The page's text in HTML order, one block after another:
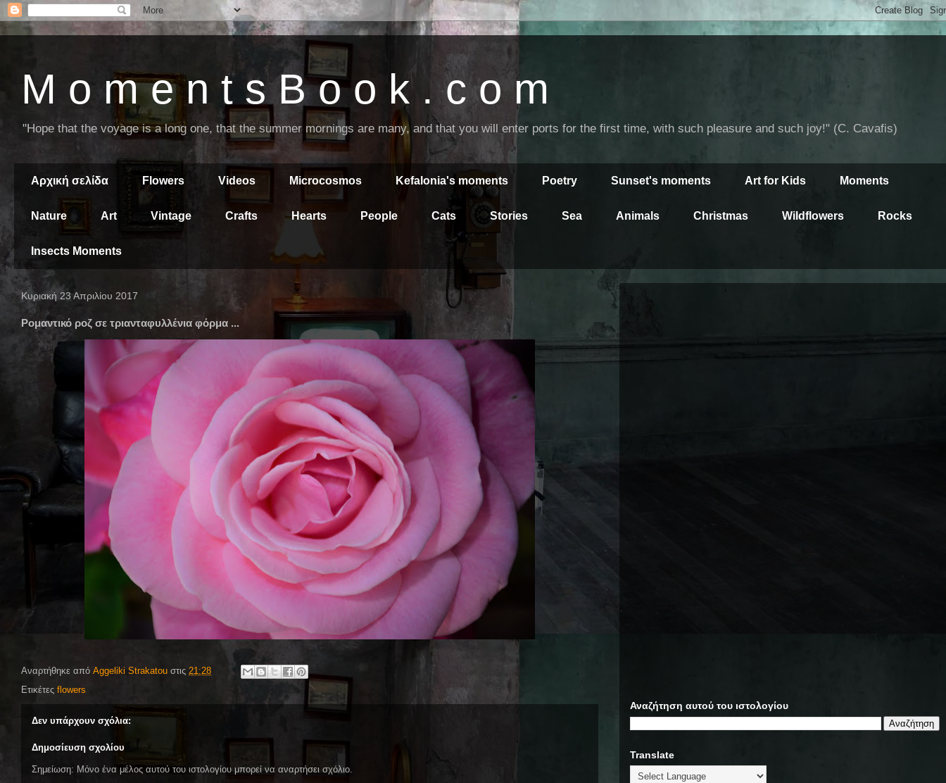
M o m e n t s B o o k . c o m
"Hope that the voyage is a long one, that the summer mornings are many, and that you will enter ports for the first time, with such pleasure and such joy!" (C. Cavafis)
Αρχική σελίδα Flowers Videos Microcosmos Kefalonia's moments Poetry Sunset's moments Art for Kids Moments
Nature Art Vintage Crafts Hearts People Cats Stories Sea Animals Christmas Wildflowers Rocks
Insects Moments
Κυριακή 23 Απριλίου 2017
Ρομαντικό ροζ σε τριανταφυλλένια φόρμα ...
Αναρτήθηκε από Aggeliki Strakatou στις 21:28
Ετικέτες flowers
Δεν υπάρχουν σχόλια:
Δημοσίευση σχολίου
Σημείωση: Μόνο ένα μέλος αυτού του ιστολογίου μπορεί να αναρτήσει σχόλιο.
Αναζήτηση αυτού του ιστολογίου
Translate